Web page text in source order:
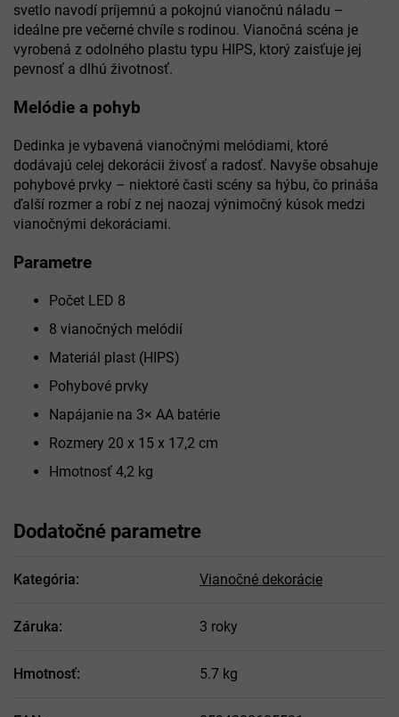
svetlo navodí príjemnú a pokojnú vianočnú náladu –
ideálne pre večerné chvíle s rodinou. Vianočná scéna je
vyrobená z odolného plastu typu HIPS, ktorý zaisťuje jej
pevnosť a dlhú životnosť.
Melódie a pohyb
Dedinka je vybavená vianočnými melódiami, ktoré
dodávajú celej dekorácii živosť a radosť. Navyše obsahuje
pohybové prvky – niektoré časti scény sa hýbu, čo prináša
ďalší rozmer a robí z nej naozaj výnimočný kúsok medzi
vianočnými dekoráciami.
Parametre
Počet LED 8
8 vianočných melódií
Materiál plast (HIPS)
Pohybové prvky
Napájanie na 3× AA batérie
Rozmery 20 x 15 x 17,2 cm
Hmotnosť 4,2 kg
Dodatočné parametre
Kategória: Vianočné dekorácie
Záruka: 3 roky
Hmotnosť: 5.7 kg